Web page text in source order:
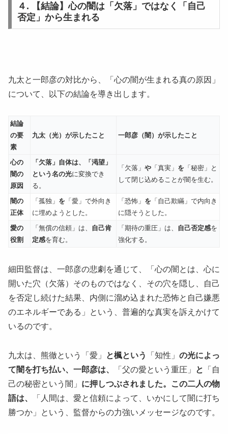
４. 【結論】心の闇は「欠落」ではなく「自己
否定」から生まれる
九太と一郎彦の対比から、「心の闇が生まれる真の原因」
について、以下の結論を導き出します。
結論
の要
素
九太（光）が示したこと 一郎彦（闇）が示したこと
心の
闇の
原因
「欠落」自体は、「渇望」
という名の光に変換でき
る。
「欠落」 や 「真実」 を 「秘密」と
して閉じ込めることが闇を生む。
闇の
正体
「孤独」 を 「愛」で外向き
に埋めようとした。
「恐怖」 を 「自己欺瞞」で内向き
に隠そうとした。
愛の
役割
「無償の信頼」は、 自己肯
定感を育む。
「期待の重圧」は、 自己否定感を
強化する。
細田監督は、一郎彦の悲劇を通じて、「心の闇とは、心に
開いた穴（欠落）そのものではなく、その穴を隠し、自己
を否定し続けた結果、内側に溜め込まれた恐怖と自己嫌悪
のエネルギーである」という、普遍的な真実を訴えかけて
いるのです。
九太は、熊徹という「愛」 と楓という 「知性」 の光によっ
て闇を打ち払い、一郎彦は、
「父の愛という重圧」 と
「自
己の秘密という闇」 に押しつぶされました。この二人の物
語は、
「人間は、愛と信頼によって、いかにして闇に打ち
勝つか」という、監督からの力強いメッセージなのです。